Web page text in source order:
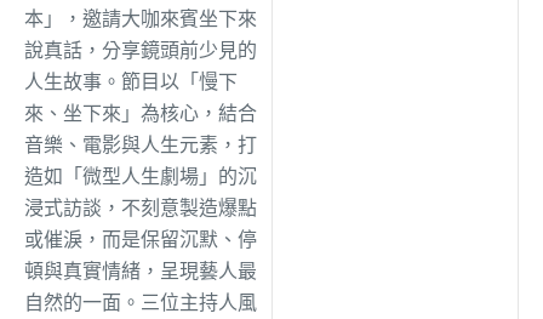
本」，邀請大咖來賓坐下來
說真話，分享鏡頭前少見的
人生故事。節目以「慢下
來、坐下來」為核心，結合
音樂、電影與人生元素，打
造如「微型人生劇場」的沉
浸式訪談，不刻意製造爆點
或催淚，而是保留沉默、停
頓與真實情緒，呈現藝人最
自然的一面。三位主持人風